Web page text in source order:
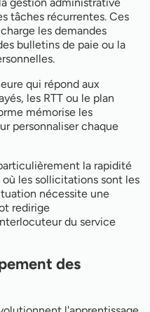
tâches récurrentes. Ces
les demandes
bulletins de paie ou la
qui répond aux
les RTT ou le plan
mémorise les
personnaliser chaque
la rapidité
où les sollicitations sont les
nécessite une
redirige
du service
des